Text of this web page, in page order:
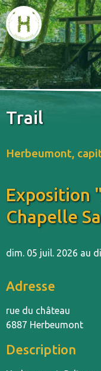
Trail
Herbeumont,
Exposition
Chapelle
dim. 05 juil. 2026 au
Adresse
rue du château
6887 Herbeumont
Description